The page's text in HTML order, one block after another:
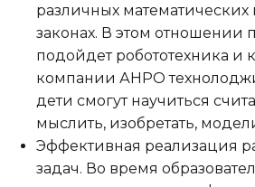
различных
законах. В этом отношении
подойдет робототехника и
компании АНРО
дети смогут научиться
мыслить, изобретать,
Эффективная реализация
задач. Во время